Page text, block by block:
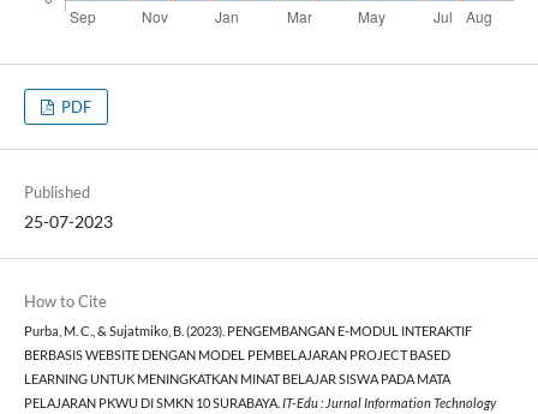
PDF
Published
25-07-2023
How to Cite
Purba, M. C., & Sujatmiko, B. (2023). PENGEMBANGAN E-MODUL INTERAKTIF
BERBASIS WEBSITE DENGAN MODEL PEMBELAJARAN PROJECT BASED
LEARNING UNTUK MENINGKATKAN MINAT BELAJAR SISWA PADA MATA
PELAJARAN PKWU DI SMKN 10 SURABAYA. IT-Edu : Jurnal Information Technology